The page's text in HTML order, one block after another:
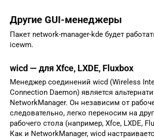
Другие GUI-менеджеры
Пакет network-manager-kde будет
icewm.
wicd — для Xfce, LXDE, Fluxbox
Менеджер соединений wicd (Wireless
Connection Daemon) является
NetworkManager. Он независим от
следовательно, легко переносим на
рабочего стола (например, Xfce, LXDE,
Как и NetworkManager, wicd